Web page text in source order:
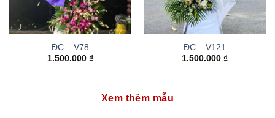
ĐC – V78
1.500.000 ₫
ĐC – V121
1.500.000 ₫
Xem thêm mẫu